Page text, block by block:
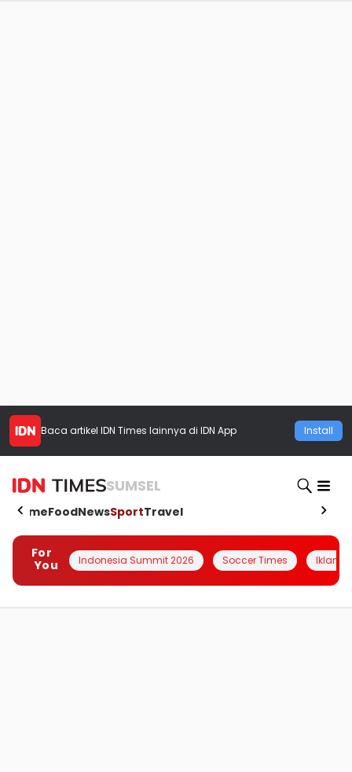
Baca artikel IDN Times lainnya di IDN App Install
SUMSEL
HomeFoodNewsSportTravel
For
You
Indonesia Summit 2026 Soccer Times Iklanin